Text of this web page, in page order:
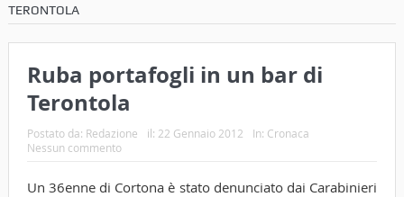
TERONTOLA
Ruba portafogli in un bar di
Terontola
Postato da: Redazione il: 22 Gennaio 2012 In: Cronaca
Nessun commento
Un 36enne di Cortona è stato denunciato dai Carabinieri